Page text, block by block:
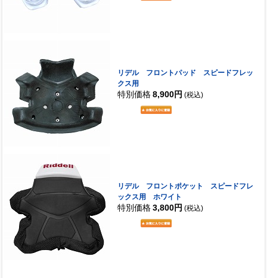
リデル フロントパッド スピードフレッ
クス用
特別価格 8,900円 (税込)
リデル フロントポケット スピードフレ
ックス用 ホワイト
特別価格 3,800円 (税込)